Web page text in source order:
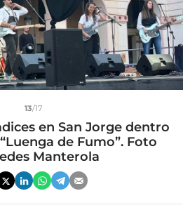
13/17
en San Jorge dentro
de Fumo”. Foto
Manterola